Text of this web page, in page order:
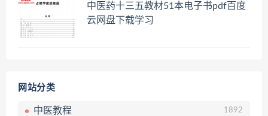
中医药十三五教材51本电子书pdf百度
云网盘下载学习
网站分类
中医教程 1892